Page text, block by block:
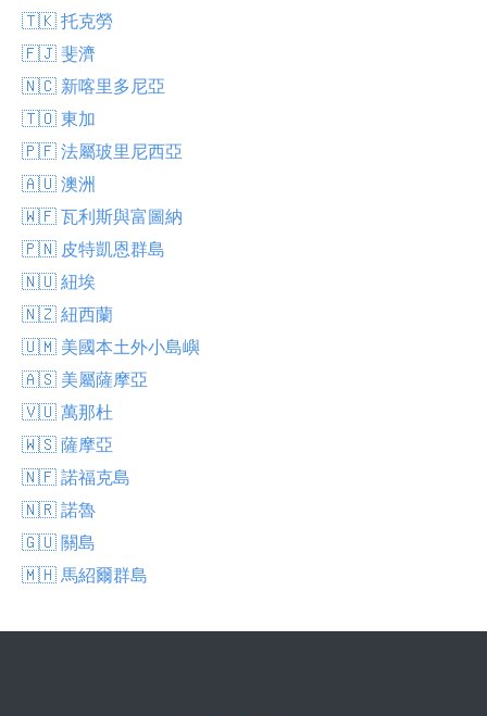
🇹🇰 托克勞
🇫🇯 斐濟
🇳🇨 新喀里多尼亞
🇹🇴 東加
🇵🇫 法屬玻里尼西亞
🇦🇺 澳洲
🇼🇫 瓦利斯與富圖納
🇵🇳 皮特凱恩群島
🇳🇺 紐埃
🇳🇿 紐西蘭
🇺🇲 美國本土外小島嶼
🇦🇸 美屬薩摩亞
🇻🇺 萬那杜
🇼🇸 薩摩亞
🇳🇫 諾福克島
🇳🇷 諾魯
🇬🇺 關島
🇲🇭 馬紹爾群島